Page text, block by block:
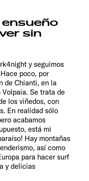
ensueño
sin
y seguimos
poco, por
de Chianti, en la
Se trata de
los viñedos, con
En realidad sólo
acabamos
está mi
Hay montañas
así como
para hacer surf
y delicias